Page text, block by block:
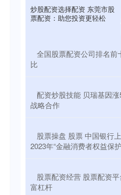
炒股配资选择配资 东莞市股
票配资：助您投资更轻松
全国股票配资公司排名前
比
配资炒股技能 贝瑞基因
战略合作
股票操盘 股票 中国银行
2023年“金融消费者权益保
股票配资经营 股票配资
富杠杆